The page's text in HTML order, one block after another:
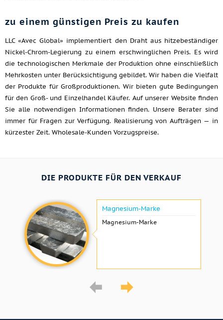
zu einem günstigen Preis zu kaufen
LLC «Avec Global» implementiert den Draht aus hitzebeständiger
Nickel-Chrom-Legierung zu einem erschwinglichen Preis. Es wird
die technologischen Merkmale der Produktion ohne einschließlich
Mehrkosten unter Berücksichtigung gebildet. Wir haben die Vielfalt
der Produkte für Großproduktionen. Wir bieten gute Bedingungen
für den Groß- und Einzelhandel Käufer. Auf unserer Website finden
Sie alle notwendigen Informationen finden. Unsere Berater sind
immer für Fragen zur Verfügung. Realisierung von Aufträgen — in
kürzester Zeit. Wholesale-Kunden Vorzugspreise.
DIE PRODUKTE FÜR DEN VERKAUF
Magnesium-Marke
Magnesium-Marke